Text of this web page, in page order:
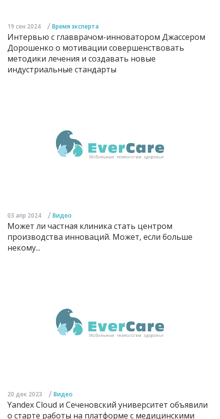
19 сен 2024 / Время эксперта
Интервью с главврачом-инноватором Джассером
Дорошенко о мотивации совершенствовать
методики лечения и создавать новые
индустриальные стандарты
03 апр 2024 / Видео
Может ли частная клиника стать центром
производства инноваций. Может, если больше
некому...
20 дек 2023 / Видео
Yandex Cloud и Сеченовский университет объявили
о старте работы на платформе с медицинскими